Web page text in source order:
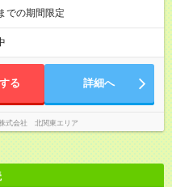
での期間限定
る 詳細へ
式会社 北関東エリア